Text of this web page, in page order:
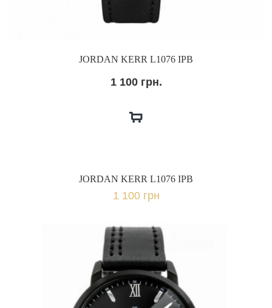
JORDAN KERR L1076 IPB
1 100 грн.
JORDAN KERR L1076 IPB
1 100 грн